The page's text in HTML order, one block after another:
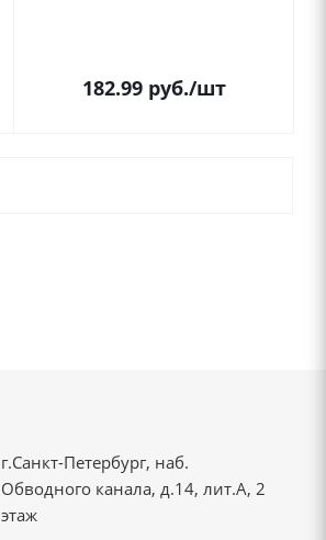
182.99 руб./шт
г.Санкт-Петербург, наб.
Обводного канала, д.14, лит.А, 2
этаж